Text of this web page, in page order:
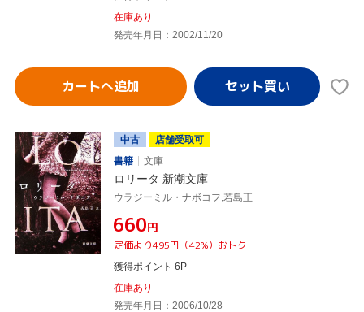
在庫あり
発売年月日：2002/11/20
カートへ追加
中古
店舗受取可
書籍
文庫
ロリータ 新潮文庫
ウラジーミル・ナボコフ,若島正
¥660円
定価より495円（42%）おトク
獲得ポイント 6P
在庫あり
発売年月日：2006/10/28